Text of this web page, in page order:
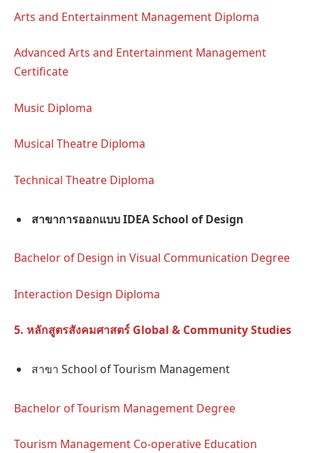
Arts and Entertainment Management Diploma
Advanced Arts and Entertainment Management
Certificate
Music Diploma
Musical Theatre Diploma
Technical Theatre Diploma
สาขาการออกแบบ IDEA School of Design
Bachelor of Design in Visual Communication Degree
Interaction Design Diploma
5. หลักสูตรสังคมศาสตร์ Global & Community Studies
สาขา School of Tourism Management
Bachelor of Tourism Management Degree
Tourism Management Co-operative Education